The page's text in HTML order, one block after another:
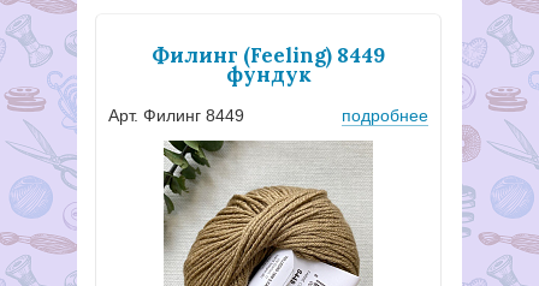
Филинг (Feeling) 8449
фундук
Арт. Филинг 8449 подробнее